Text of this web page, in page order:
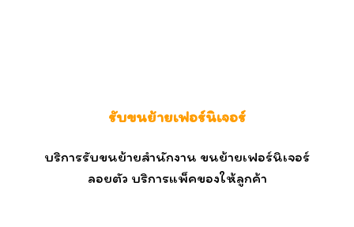
รับขนย้ายเฟอร์นิเจอร์
บริการรับขนย้ายสำนักงาน ขนย้ายเฟอร์นิเจอร์
ลอยตัว บริการแพ็คของให้ลูกค้า